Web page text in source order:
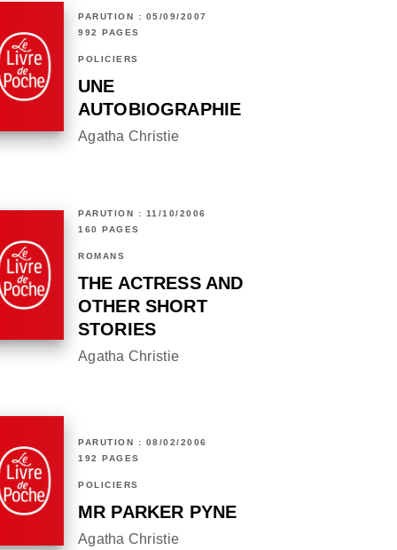
PARUTION : 05/09/2007
992 PAGES
POLICIERS
UNE
AUTOBIOGRAPHIE
Agatha Christie
PARUTION : 11/10/2006
160 PAGES
ROMANS
THE ACTRESS AND
OTHER SHORT
STORIES
Agatha Christie
PARUTION : 08/02/2006
192 PAGES
POLICIERS
MR PARKER PYNE
Agatha Christie